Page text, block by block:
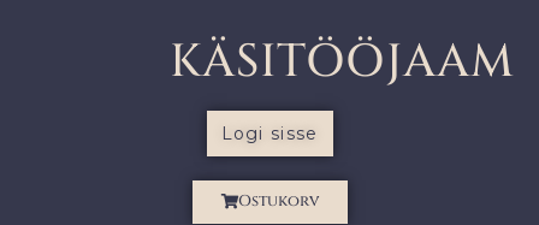
KÄSITÖÖJAAM
Logi sisse
Ostukorv